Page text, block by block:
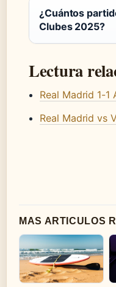
¿Cuántos
Clubes 2025?
Lectura
Real Madrid 1-
Real Madrid vs
MAS ARTICULOS